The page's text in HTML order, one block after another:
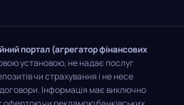
портал (агрегатор фінансових
установою, не надає послуг
чи страхування і не несе
договори. Інформація має виключно